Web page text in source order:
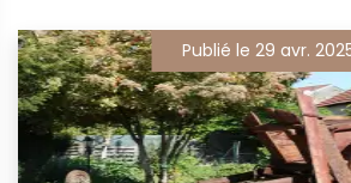
Publié le 29 avr.